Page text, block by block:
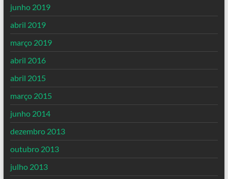
junho 2019
abril 2019
março 2019
abril 2016
abril 2015
março 2015
junho 2014
dezembro 2013
outubro 2013
julho 2013